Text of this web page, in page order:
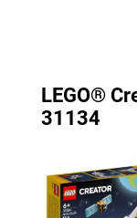
LEGO®
31134